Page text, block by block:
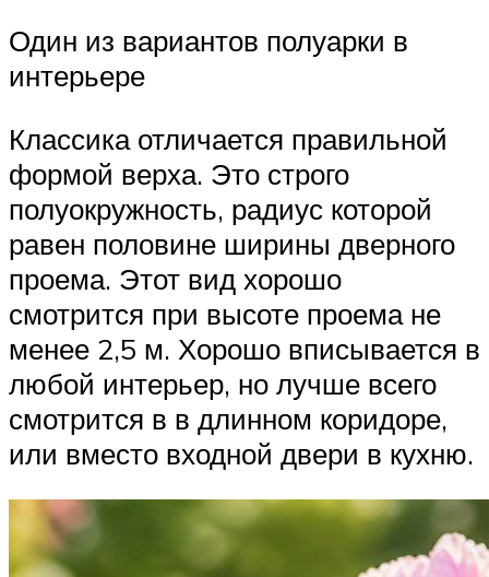
Один из вариантов полуарки в
интерьере
Классика отличается правильной
формой верха. Это строго
полуокружность, радиус которой
равен половине ширины дверного
проема. Этот вид хорошо
смотрится при высоте проема не
менее 2,5 м. Хорошо вписывается в
любой интерьер, но лучше всего
смотрится в в длинном коридоре,
или вместо входной двери в кухню.